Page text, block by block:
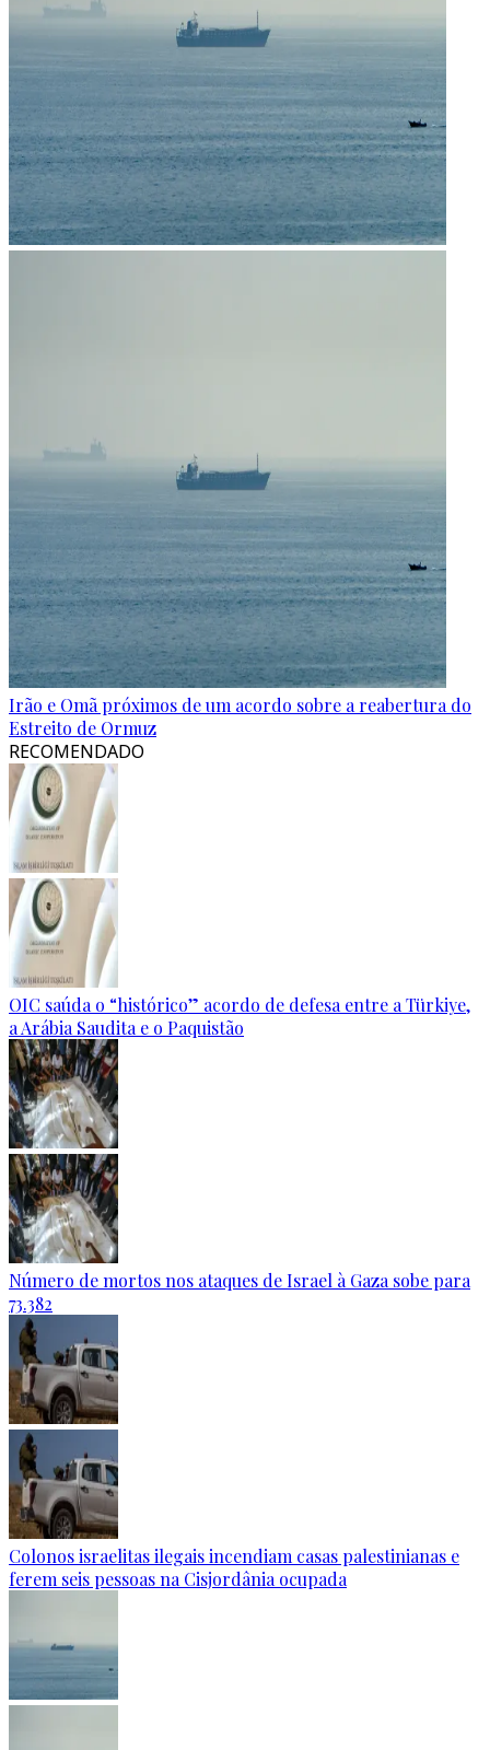
Irão e Omã próximos de um acordo sobre a reabertura do
Estreito de Ormuz
RECOMENDADO
OIC saúda o “histórico” acordo de defesa entre a Türkiye,
a Arábia Saudita e o Paquistão
Número de mortos nos ataques de Israel à Gaza sobe para
73.382
Colonos israelitas ilegais incendiam casas palestinianas e
ferem seis pessoas na Cisjordânia ocupada